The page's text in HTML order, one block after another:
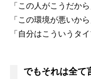
「この人がこうだから
「この環境が悪いから
「自分はこういうタイ
でもそれは全て